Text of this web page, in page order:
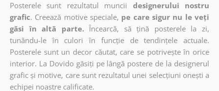
Posterele sunt rezultatul muncii
designerului nostru
grafic. Creează motive speciale, pe care sigur nu le veți
găsi în altă parte. Încearcă, să țină posterele la zi,
tunându-le în culori în funcție de tendințele actuale.
Posterele sunt un decor căutat, care se potrivește în orice
interior. La Dovido găsiți pe lângă postere de la designerul
grafic și motive, care sunt rezultatul unei selecțiuni onești a
echipei noastre calificate.